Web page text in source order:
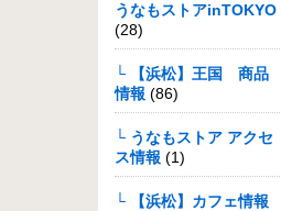
うなもストアinTOKYO
(28)
└ 【浜松】王国 商品
情報 (86)
└ うなもストア アクセ
ス情報 (1)
└ 【浜松】カフェ情報